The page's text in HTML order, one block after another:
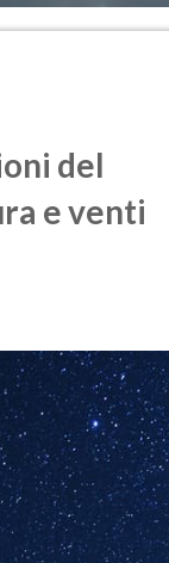
del
e venti